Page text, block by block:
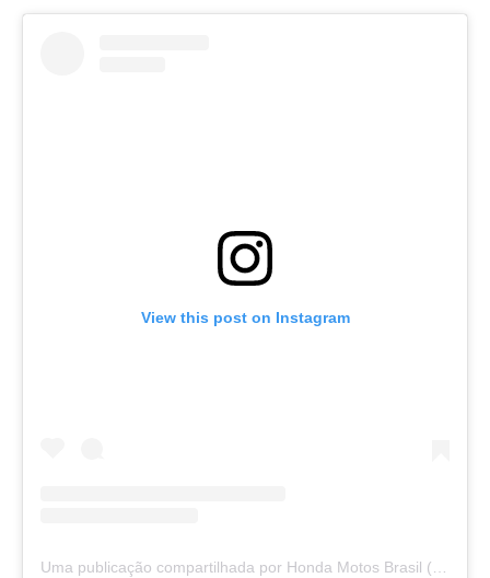
View this post on Instagram
Uma publicação compartilhada por Honda Motos Brasil (@hondamotosbr)